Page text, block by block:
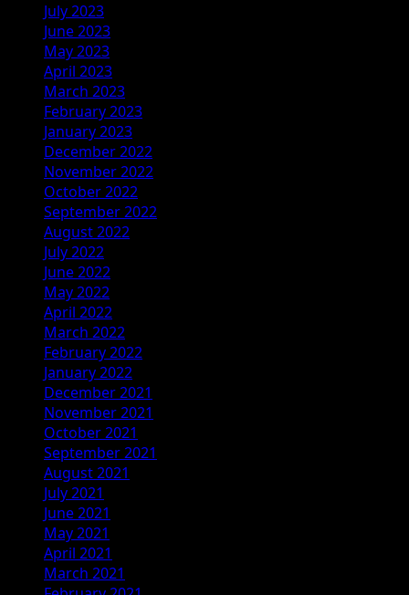
July 2023
June 2023
May 2023
April 2023
March 2023
February 2023
January 2023
December 2022
November 2022
October 2022
September 2022
August 2022
July 2022
June 2022
May 2022
April 2022
March 2022
February 2022
January 2022
December 2021
November 2021
October 2021
September 2021
August 2021
July 2021
June 2021
May 2021
April 2021
March 2021